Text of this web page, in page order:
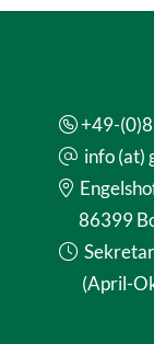
+49-
info (at)
86399
(April-